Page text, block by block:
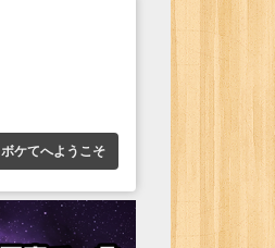
ボケてへようこそ